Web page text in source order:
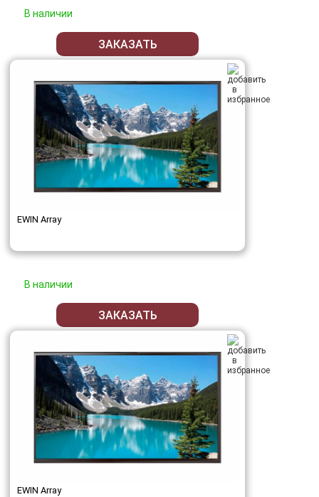
В наличии
ЗАКАЗАТЬ
EWIN Array
В наличии
ЗАКАЗАТЬ
EWIN Array